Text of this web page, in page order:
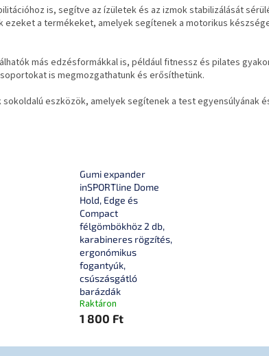
is, segítve az ízületek és az izmok stabilizálását
ezeket a termékeket, amelyek segítenek a motorikus
más edzésformákkal is, például fitnessz és pilates
is megmozgathatunk és erősíthetünk.
eszközök, amelyek segítenek a test egyensúlyának
Gumi expander
inSPORTline Dome
Hold, Edge és
Compact
félgömbökhöz 2 db,
karabineres rögzítés,
ergonómikus
fogantyúk,
csúszásgátló
barázdák
Raktáron
1 800 Ft